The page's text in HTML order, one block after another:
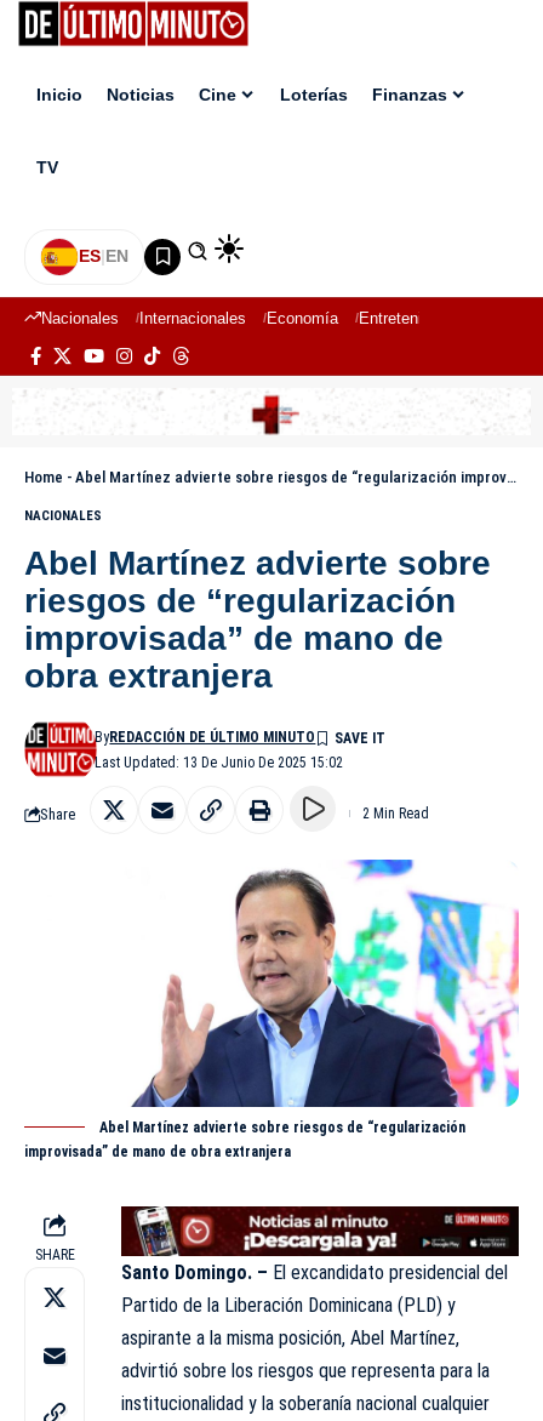
Inicio Noticias Cine Loterías Finanzas
TV
ES|EN
Nacionales Internacionales Economía Entretenimiento
Home - Abel Martínez advierte sobre riesgos de “regularización improvisada” de mano de obra extranjera
NACIONALES
Abel Martínez advierte sobre
riesgos de “regularización
improvisada” de mano de
obra extranjera
Last Updated: 13 De Junio De 2025 15:02
ByREDACCIÓN DE ÚLTIMO MINUTO
Share 2 Min Read
Abel Martínez advierte sobre riesgos de “regularización
improvisada” de mano de obra extranjera
SHARE
Santo Domingo. – El excandidato presidencial del
Partido de la Liberación Dominicana (PLD) y
aspirante a la misma posición, Abel Martínez,
advirtió sobre los riesgos que representa para la
institucionalidad y la soberanía nacional cualquier